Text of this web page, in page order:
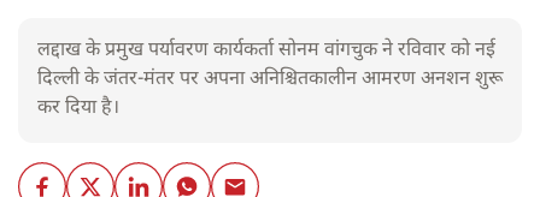
लद्दाख के प्रमुख पर्यावरण कार्यकर्ता सोनम वांगचुक ने रविवार को नई
दिल्ली के जंतर-मंतर पर अपना अनिश्चितकालीन आमरण अनशन शुरू
कर दिया है।